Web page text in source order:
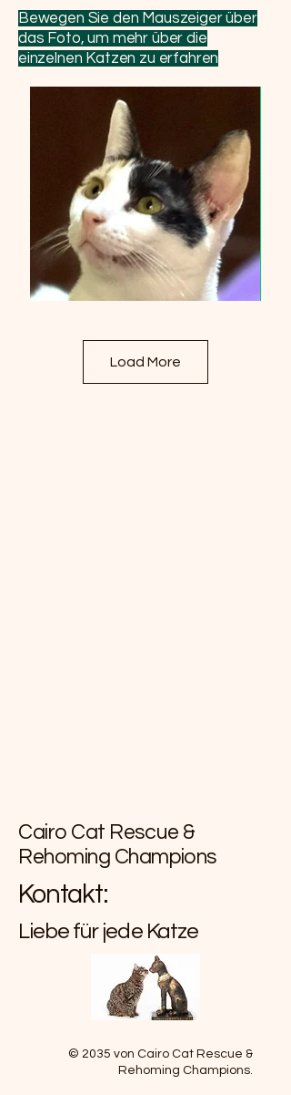
Bewegen Sie den Mauszeiger über
das Foto, um mehr über die
einzelnen Katzen zu erfahren
Load More
Cairo Cat Rescue &
Rehoming Champions
Kontakt:
Liebe für jede Katze
© 2035 von Cairo Cat Rescue &
Rehoming Champions.